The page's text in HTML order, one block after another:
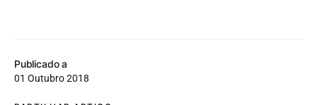
Publicado a
01 Outubro 2018